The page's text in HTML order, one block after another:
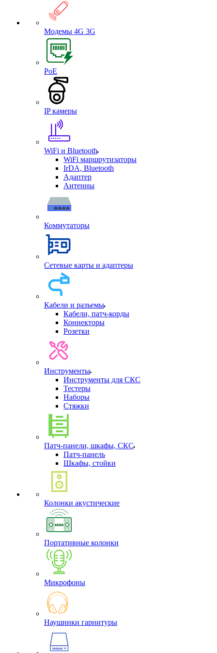
Модемы 4G 3G
PoE
IP камеры
WiFi и Bluetooth
WiFi маршрутизаторы
IrDA, Bluetooth
Адаптер
Антенны
Коммутаторы
Сетевые карты и адаптеры
Кабели и разъемы
Кабели, патч-корды
Коннекторы
Розетки
Инструменты
Инструменты для СКС
Тестеры
Наборы
Стяжки
Патч-панели, шкафы, СКС
Патч-панель
Шкафы, стойки
Колонки акустические
Портативные колонки
Микрофоны
Наушники гарнитуры